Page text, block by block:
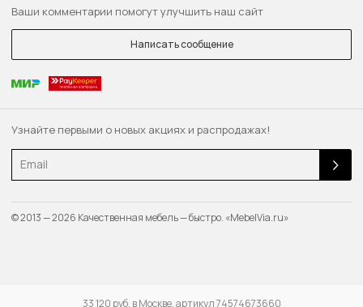
33 120 руб. в Москве, артикул 74574673660
Узнайте первыми о новых акциях и распродажах!
Email
Ваши комментарии помогут улучшить наш сайт
Написать сообщение
© 2013 — 2026 Качественная мебель — быстро. «MebelVia.ru»